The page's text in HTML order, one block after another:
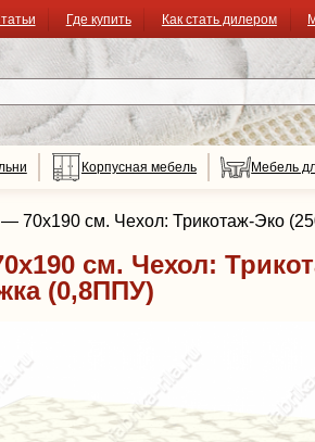
Где купить Как стать дилером
Корпусная мебель Мебель
70x190 см. Чехол: Трикотаж-Эко
см. Чехол:
(0,8ППУ)